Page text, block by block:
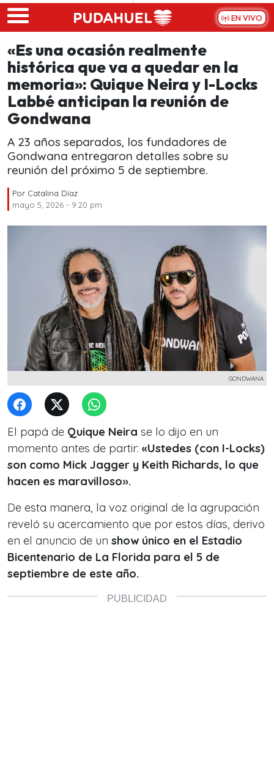
Skip to main content
EN VIVO
«Es una ocasión realmente
histórica que va a quedar en la
memoria»: Quique Neira y I-Locks
Labbé anticipan la reunión de
Gondwana
A 23 años separados, los fundadores de
Gondwana entregaron detalles sobre su
reunión del próximo 5 de septiembre.
Por Catalina Díaz
mayo 5, 2026 - 9:20 pm
GONDWANA
El papá de Quique Neira se lo dijo en un
momento antes de partir: «Ustedes (con I-Locks)
son como Mick Jagger y Keith Richards, lo que
hacen es maravilloso».
De esta manera, la voz original de la agrupación
reveló su acercamiento que por estos días, derivo
en el anuncio de un show único en el Estadio
Bicentenario de La Florida para el 5 de
septiembre de este año.